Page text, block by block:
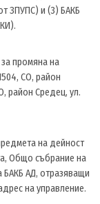
ЗПУПС) и (3) БАКБ
промяна на
СО, район
район Средец, ул.
на дейност
Общо събрание на
БАКБ АД, отразяващи
на управление.